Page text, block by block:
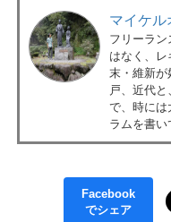
マイケル
フリーラ
はなく、
末・維新が
戸、近代
で、時には
ラムを書い
Facebook
でシェア